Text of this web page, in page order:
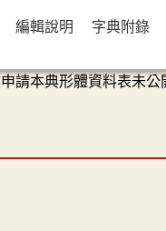
編輯說明 字典附錄
請本典形體資料表未公